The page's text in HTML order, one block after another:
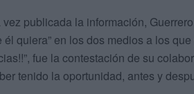
publicada la información,
él quiera” en los dos medios a los
fue la contestación de su
tenido la oportunidad, antes y